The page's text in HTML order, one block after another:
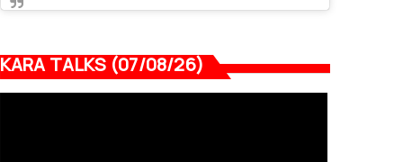
KARA TALKS (07/08/26)